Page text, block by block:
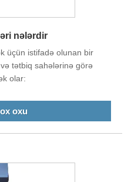
nələrdir
üçün istifadə olunan bir
tətbiq sahələrinə görə
olar:
oxu